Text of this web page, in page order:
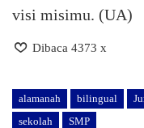
visi misimu. (UA)
Dibaca 4373 x
alamanah bilingual
sekolah
SMP